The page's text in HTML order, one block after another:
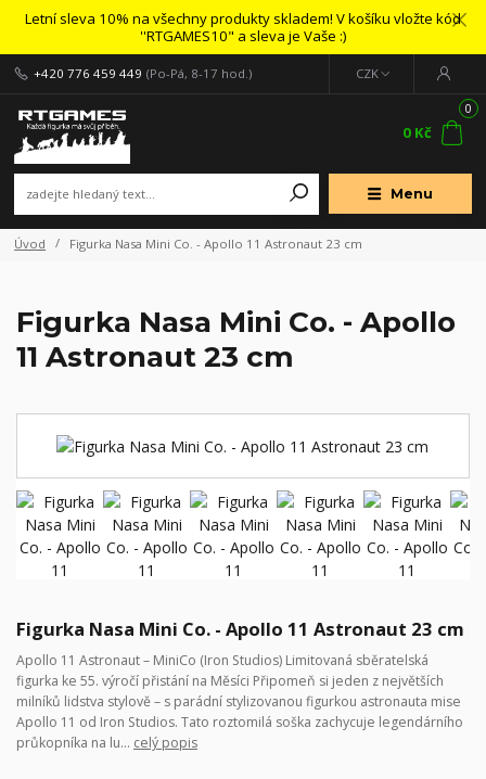
Letní sleva 10% na všechny produkty skladem! V košíku vložte kód
''RTGAMES10" a sleva je Vaše :)
Menu
CZK
+420 776 459 449 (Po-Pá, 8-17 hod.)
0
0 Kč
Úvod Figurka Nasa Mini Co. - Apollo 11 Astronaut 23 cm
Figurka Nasa Mini Co. - Apollo
11 Astronaut 23 cm
Figurka Nasa Mini Co. - Apollo 11 Astronaut 23 cm
Apollo 11 Astronaut – MiniCo (Iron Studios) Limitovaná sběratelská
figurka ke 55. výročí přistání na Měsíci Připomeň si jeden z největších
milníků lidstva stylově – s parádní stylizovanou figurkou astronauta mise
Apollo 11 od Iron Studios. Tato roztomilá soška zachycuje legendárního
průkopníka na lu... celý popis